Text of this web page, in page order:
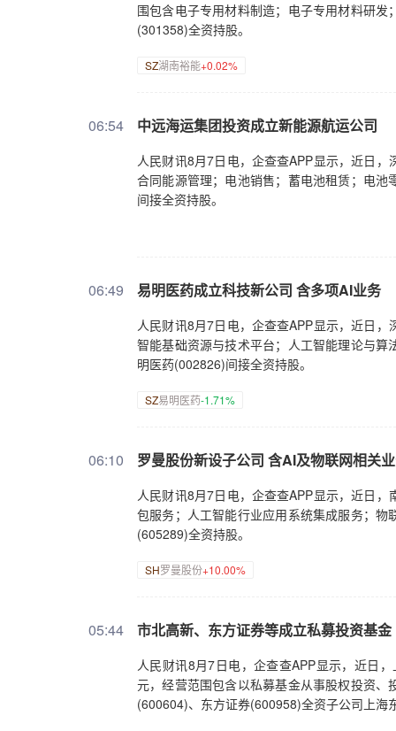
围包含电子专用材料制造；电子专用材料研
(301358)全资持股。
SZ湖南裕能+0.02%
06:54 中远海运集团投资成立新能源航运公司
人民财讯8月7日电，企查查APP显示，近日
合同能源管理；电池销售；蓄电池租赁；电
间接全资持股。
06:49 易明医药成立科技新公司 含多项AI业务
人民财讯8月7日电，企查查APP显示，近日
智能基础资源与技术平台；人工智能理论与
明医药(002826)间接全资持股。
SZ易明医药-1.71%
06:10 罗曼股份新设子公司 含AI及物联网相关
人民财讯8月7日电，企查查APP显示，近日
包服务；人工智能行业应用系统集成服务；
(605289)全资持股。
SH罗曼股份+10.00%
05:44 市北高新、东方证券等成立私募投资基金
人民财讯8月7日电，企查查APP显示，近日
元，经营范围包含以私募基金从事股权投资
(600604)、东方证券(600958)全资子公司上海